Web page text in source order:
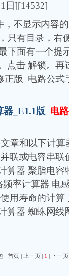
日][14532]
，不显示内容
只有目录，右
下面有一个提
点击 解锁。
正版 电路公
器_E1.1版 电
章和以下计
联或电容串联
算器 聚脂电
率计算器 电
用寿命的计算
算器 蜘蛛网线
首页 | 上一页 | 1 | 下一